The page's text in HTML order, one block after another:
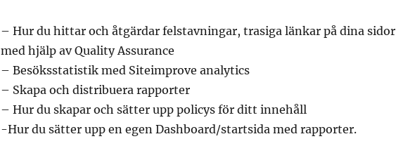
– Hur du hittar och åtgärdar felstavningar, trasiga länkar på dina sidor
med hjälp av Quality Assurance
– Besöksstatistik med Siteimprove analytics
– Skapa och distribuera rapporter
– Hur du skapar och sätter upp policys för ditt innehåll
-Hur du sätter upp en egen Dashboard/startsida med rapporter.